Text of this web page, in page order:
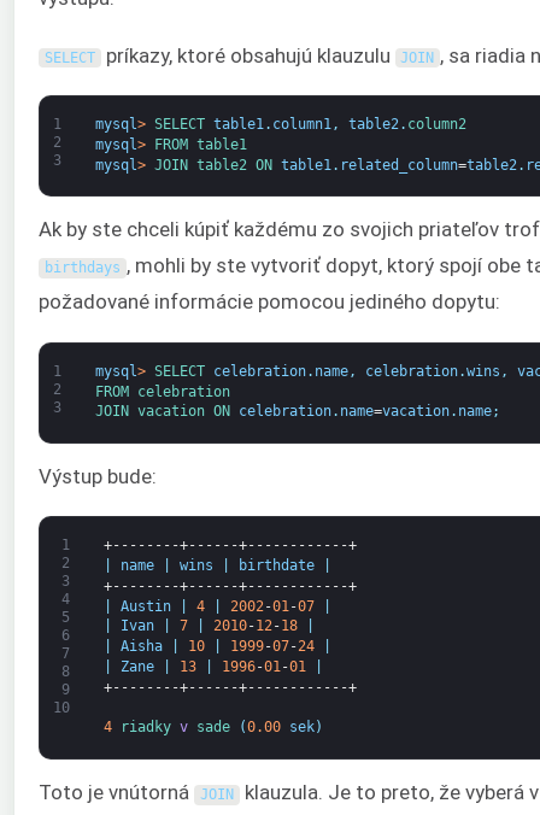
SELECT príkazy, ktoré obsahujú klauzulu JOIN , sa riadia
1
2
3
mysql> SELECT table1. column1, table2. column2
mysql> FROM table1
mysql> JOIN table2 ON table1. related_column=table2.
Ak by ste chceli kúpiť každému zo svojich priateľov
birthdays , mohli by ste vytvoriť dopyt, ktorý spojí obe
požadované informácie pomocou jediného dopytu:
1
2
3
mysql > SELECT celebration. name, celebration.wins ,
FROM celebration
JOIN vacation ON celebration. name=vacation. name;
Výstup bude:
1
2
3
4
5
6
7
8
9
10
+--------+------+------------+
name wins birthdate
+--------+------+------------+
Austin 4 2002 -01 -07
Ivan 7 2010-12-18
Aisha 10 1999-07-24
Zane 13 1996-01-01
+--------+------+------------+
4 riadky v sade (0.00 sek)
Toto je vnútorná JOIN klauzula. Je to preto, že vyberá